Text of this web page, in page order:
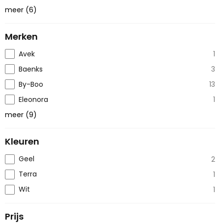
meer (6)
Merken
Avek
1
Baenks
3
By-Boo
13
Eleonora
1
meer (9)
Kleuren
Geel
2
Terra
1
Wit
1
Prijs